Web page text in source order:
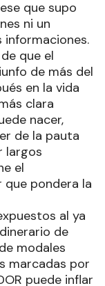
que supo
ni un
que el
de más del
en la vida
clara
nacer,
de la pauta
largos
el
pondera la
al ya
de
modales
marcadas por
puede inflar